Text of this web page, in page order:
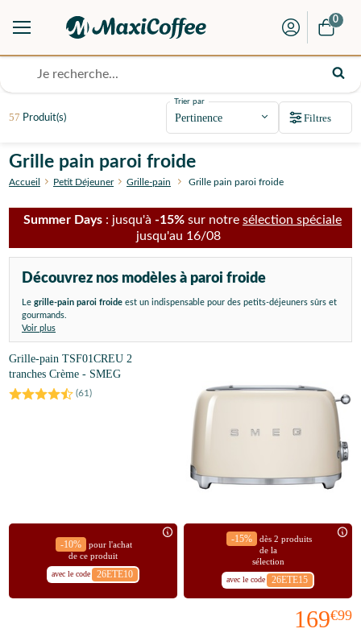
0
Grille pain paroi froide
Accueil Petit Déjeuner Grille-pain Grille pain paroi froide
Summer Days : jusqu'à -15% sur notre sélection spéciale
jusqu'au 16/08
Découvrez nos modèles à paroi froide
Le grille-pain paroi froide est un indispensable pour des petits-déjeuners sûrs et
gourmands.
Voir plus
57 Produit(s)
Trier par
Filtres
Grille-pain TSF01CREU 2
tranches Crème - SMEG
(61)
-10%
pour l'achat
de ce produit
avec le code 26ETE10
-15%
dès 2 produits
de la
sélection
avec le code 26ETE15
169€99